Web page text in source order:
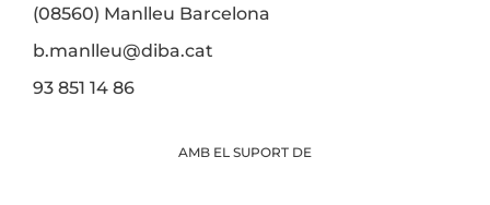
(08560) Manlleu Barcelona
b.manlleu@diba.cat
93 851 14 86
AMB EL SUPORT DE